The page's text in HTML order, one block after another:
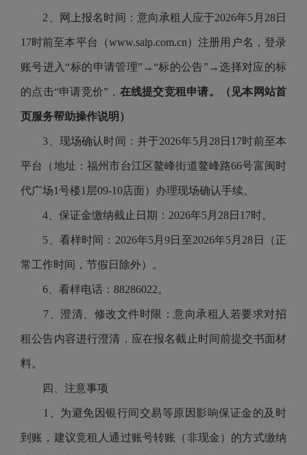
2、网上报名时间：意向承租人应于2026年5月28日
17时前至本平台（www.salp.com.cn）注册用户名，登录
账号进入“标的申请管理”→“标的公告”→选择对应的标
的点击“申请竞价”， 在线提交竞租申请。（见本网站首
页服务帮助操作说明）
3、现场确认时间：并于2026年5月28日17时前至本
平台（地址：福州市台江区鳌峰街道鳌峰路66号富闽时
代广场1号楼1层09-10店面）办理现场确认手续。
4、保证金缴纳截止日期：2026年5月28日17时。
5、看样时间：2026年5月9日至2026年5月28日（正
常工作时间，节假日除外）。
6、看样电话：88286022。
7、澄清、修改文件时限：意向承租人若要求对招
租公告内容进行澄清，应在报名截止时间前提交书面材
料。
四、注意事项
1、为避免因银行间交易等原因影响保证金的及时
到账，建议竞租人通过账号转账（非现金）的方式缴纳